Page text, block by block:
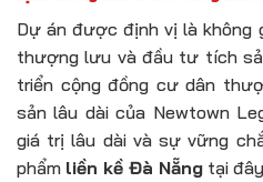
Dự án được định vị là không
thượng lưu và đầu tư tích
triển cộng đồng cư dân
sản lâu dài của Newtown
giá trị lâu dài và sự vững
phẩm liền kề Đà Nẵng tại